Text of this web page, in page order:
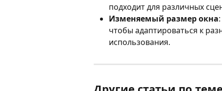
подходит для различных
Изменяемый размер окна
чтобы адаптироваться к
использования.